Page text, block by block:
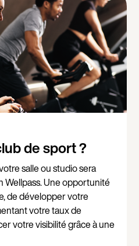
de sport ?
salle ou studio sera
Wellpass. Une opportunité
de développer votre
votre taux de
votre visibilité grâce à une